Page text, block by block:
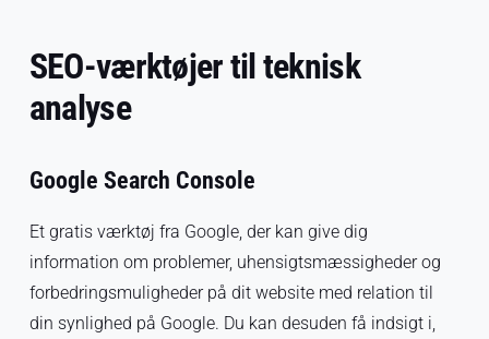
SEO-værktøjer til teknisk
analyse
Google Search Console
Et gratis værktøj fra Google, der kan give dig
information om problemer, uhensigtsmæssigheder og
forbedringsmuligheder på dit website med relation til
din synlighed på Google. Du kan desuden få indsigt i,